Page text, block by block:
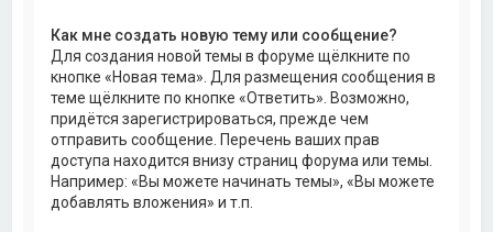
Как мне создать новую тему или сообщение?
Для создания новой темы в форуме щёлкните по
кнопке «Новая тема». Для размещения сообщения в
теме щёлкните по кнопке «Ответить». Возможно,
придётся зарегистрироваться, прежде чем
отправить сообщение. Перечень ваших прав
доступа находится внизу страниц форума или темы.
Например: «Вы можете начинать темы», «Вы можете
добавлять вложения» и т.п.